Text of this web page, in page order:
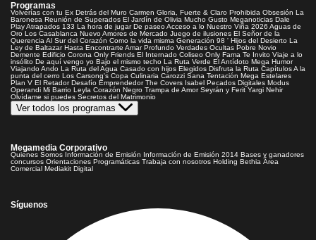
Programas
Volverías con tu Ex Detrás del Muro Carmen Gloria, Fuerte & Claro Prohibida Obsesión La
Baronesa Reunión de Superados El Jardín de Olivia Mucho Gusto Meganoticias Dale
PlayAtrapados 133 La hora de jugar De paseoAcceso a lo Nuestro Viña 2026 Aguas de
Oro Los Casablanca Nuevo Amores de Mercado Juego de ilusiones El Señor de la
Querencia Al Sur del Corazón Como la vida misma Generación 98 ' Hijos del Desierto La
Ley de Baltazar Hasta Encontrarte Amar Profundo Verdades Ocultas Pobre Novio
Demente Edificio Corona Only Friends El Internado Coliseo Only Fama Te Invito Viaje a lo
insólito De aquí vengo yo Bajo el mismo techo La Ruta Verde El Antídoto Mega Humor
Viajando Ando La Ruta del Agua Casado con hijos Elegidos Disfruta la Ruta CapítulosA la
punta del cerro Los Carsong's Copa Culinaria Carozzi Sana Tentación Mega Estelares
Plan V El Retador Desafío Emprendedor The Covers Isabel Pecados Digitales Modus
Operandi Mi Barrio Leyla Corazón Negro Trampa de Amor Seyrán y Ferit Yargi Nehir
Olvídame si puedes Secretos del Matrimonio
Ver todos los programas
Megamedia Corporativo
Quienes Somos Información de Emisión Información de Emisión 2014 Bases y ganadores
concursos Orientaciones Programáticas Trabaja con nosotros Holding Bethia Área
Comercial Mediakit Digital
Síguenos